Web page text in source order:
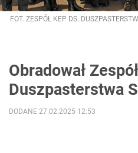
FOT. ZESPÓŁ KEP DS.
Obradował
Duszpasterstwa
DODANE 27.02.2025 12:53